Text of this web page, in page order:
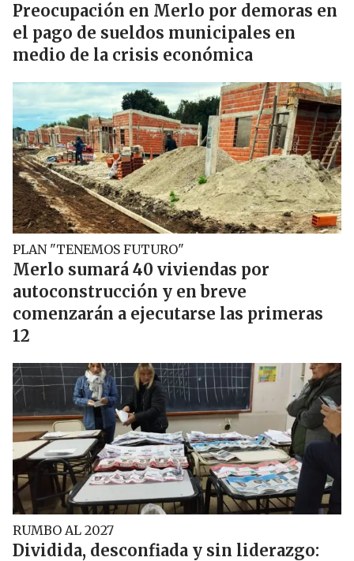
Preocupación en Merlo por demoras en
el pago de sueldos municipales en
medio de la crisis económica
PLAN "TENEMOS FUTURO"
Merlo sumará 40 viviendas por
autoconstrucción y en breve
comenzarán a ejecutarse las primeras
12
RUMBO AL 2027
Dividida, desconfiada y sin liderazgo: